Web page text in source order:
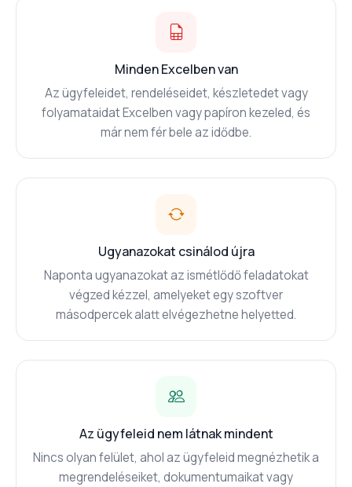
Minden Excelben van
Az ügyfeleidet, rendeléseidet, készletedet vagy
folyamataidat Excelben vagy papíron kezeled, és
már nem fér bele az idődbe.
Ugyanazokat csinálod újra
Naponta ugyanazokat az ismétlődő feladatokat
végzed kézzel, amelyeket egy szoftver
másodpercek alatt elvégezhetne helyetted.
Az ügyfeleid nem látnak mindent
Nincs olyan felület, ahol az ügyfeleid megnézhetik a
megrendeléseiket, dokumentumaikat vagy